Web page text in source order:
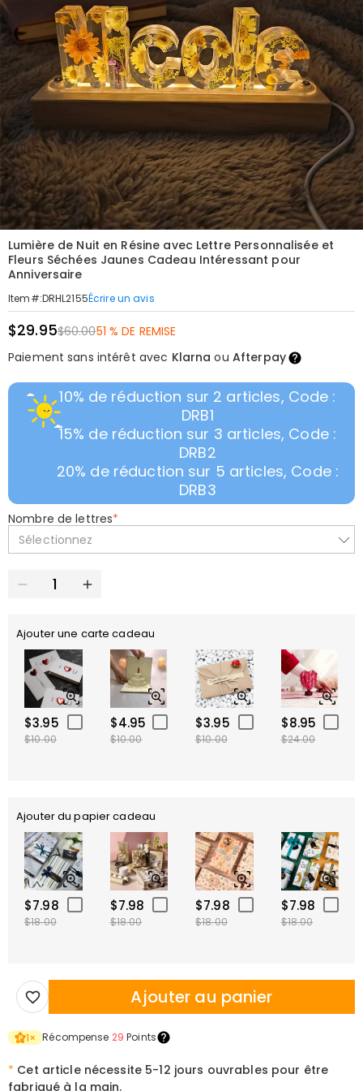
Lumière de Nuit en Résine avec Lettre Personnalisée et
Fleurs Séchées Jaunes Cadeau Intéressant pour
Anniversaire
Item#:DRHL2155Écrire un avis
$29.95$60.0051 % DE REMISE
Paiement sans intérêt avec Klarna ou Afterpay
10% de réduction sur 2 articles, Code :
DRB1
15% de réduction sur 3 articles, Code :
DRB2
20% de réduction sur 5 articles, Code :
DRB3
Nombre de lettres*
Sélectionnez
Ajouter une carte cadeau
$3.95
$10.00
$4.95
$10.00
$3.95
$10.00
$8.95
$24.00
Ajouter du papier cadeau
$7.98
$18.00
$7.98
$18.00
$7.98
$18.00
$7.98
$18.00
Ajouter au panier
1× Récompense 29 Points
* Cet article nécessite 5-12 jours ouvrables pour être
fabriqué à la main.